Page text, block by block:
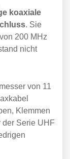
koaxiale
. Sie
200 MHz
nicht
von 11
Klemmen
der Serie UHF